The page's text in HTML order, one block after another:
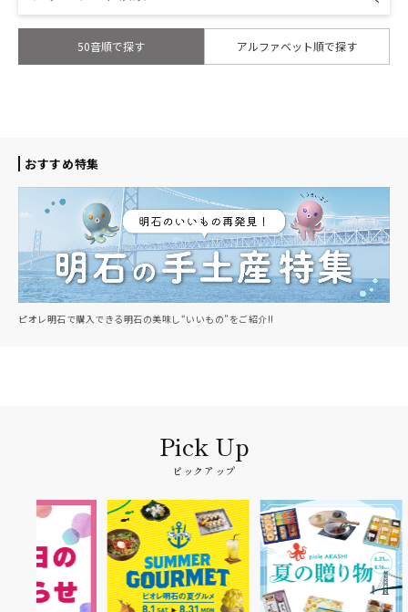
50音順で探す アルファベット順で探す
おすすめ特集
ピオレ明石で購入できる明石の美味し“いいもの”をご紹介!!
ピックアップ